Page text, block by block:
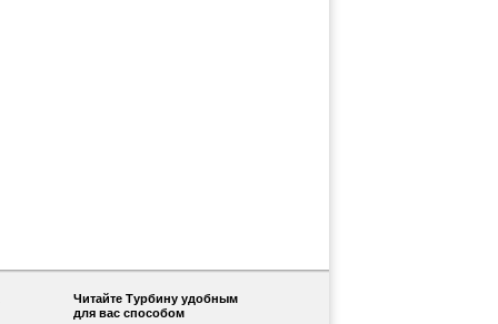
Читайте Турбину удобным
для вас способом